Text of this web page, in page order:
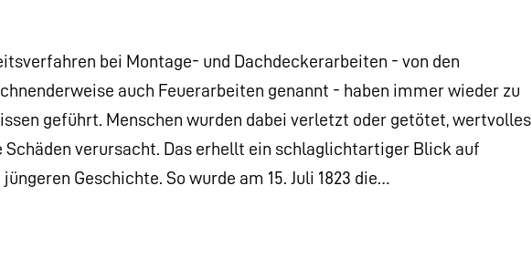
bei Montage- und Dachdeckerarbeiten - von den
auch Feuerarbeiten genannt - haben immer wieder zu
geführt. Menschen wurden dabei verletzt oder getötet, wertvolles
Schäden verursacht. Das erhellt ein schlaglichtartiger Blick auf
Geschichte. So wurde am 15. Juli 1823 die…